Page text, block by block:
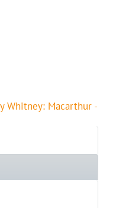
Whitney: Macarthur -